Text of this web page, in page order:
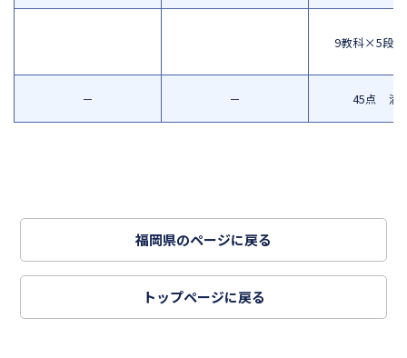
－ －
9教科×5段
45点 満
福岡県のページに戻る
トップページに戻る